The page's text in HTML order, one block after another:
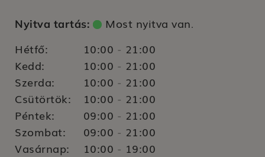
Nyitva tartás: Most nyitva van.
Hétfő: 10:00 - 21:00
Kedd:
10:00 - 21:00
Szerda:
10:00 - 21:00
Csütörtök:
10:00 - 21:00
Péntek:
09:00 - 21:00
Szombat:
09:00 - 21:00
Vasárnap:
10:00 - 19:00